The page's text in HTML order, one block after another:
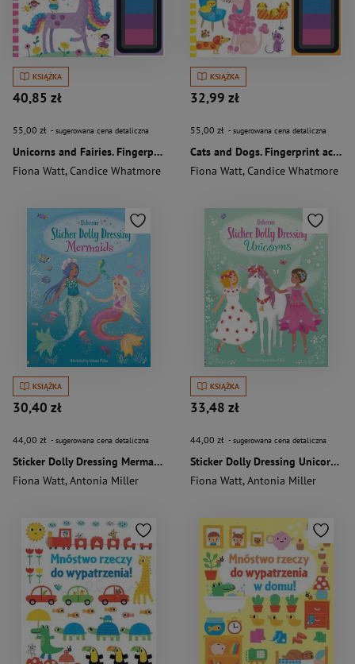
KSIĄŻKA
40,85 zł
55,00 zł - sugerowana cena detaliczna
Unicorns and Fairies. Fingerprint activities wer. angielska
Fiona Watt,Candice Whatmore
KSIĄŻKA
32,99 zł
55,00 zł - sugerowana cena detaliczna
Cats and Dogs. Fingerprint activities wer. angielska
Fiona Watt,Candice Whatmore
KSIĄŻKA
30,40 zł
44,00 zł - sugerowana cena detaliczna
Sticker Dolly Dressing Mermaids wer. angielska
Fiona Watt,Antonia Miller
KSIĄŻKA
33,48 zł
44,00 zł - sugerowana cena detaliczna
Sticker Dolly Dressing Unicorns wer. angielska
Fiona Watt,Antonia Miller